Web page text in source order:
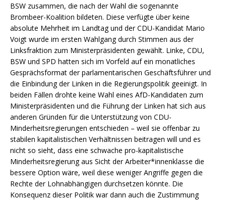
BSW zusammen, die nach der Wahl die sogenannte
Brombeer-Koalition bildeten. Diese verfügte über keine
absolute Mehrheit im Landtag und der CDU-Kandidat Mario
Voigt wurde im ersten Wahlgang durch Stimmen aus der
Linksfraktion zum Ministerpräsidenten gewählt. Linke, CDU,
BSW und SPD hatten sich im Vorfeld auf ein monatliches
Gesprächsformat der parlamentarischen Geschäftsführer und
die Einbindung der Linken in die Regierungspolitik geeinigt. In
beiden Fällen drohte keine Wahl eines AfD-Kandidaten zum
Ministerpräsidenten und die Führung der Linken hat sich aus
anderen Gründen für die Unterstützung von CDU-
Minderheitsregierungen entschieden – weil sie offenbar zu
stabilen kapitalistischen Verhältnissen beitragen will und es
nicht so sieht, dass eine schwache pro-kapitalistische
Minderheitsregierung aus Sicht der Arbeiter*innenklasse die
bessere Option wäre, weil diese weniger Angriffe gegen die
Rechte der Lohnabhängigen durchsetzen könnte. Die
Konsequenz dieser Politik war dann auch die Zustimmung